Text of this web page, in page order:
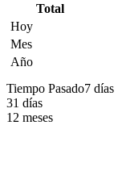
Total
Hoy
Mes
Año
Tiempo Pasado7 días
31 días
12 meses